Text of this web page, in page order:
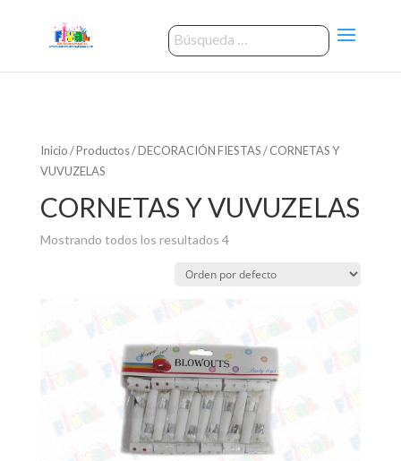
Inicio/Productos/DECORACIÓN FIESTAS/ CORNETAS Y
VUVUZELAS
CORNETAS Y VUVUZELAS
Mostrando todos los resultados 4